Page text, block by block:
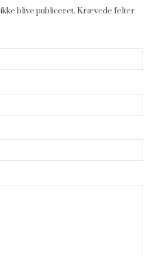
blive publiceret. Krævede felter